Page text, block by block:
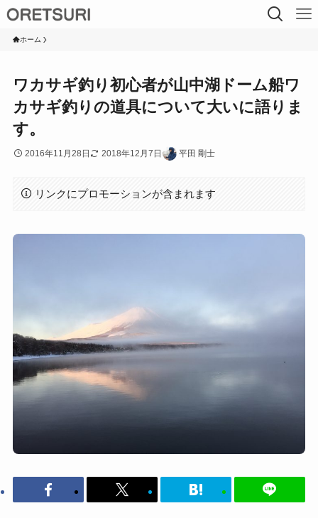
ホーム
ワカサギ釣り初心者が山中湖ドーム船ワ
カサギ釣りの道具について大いに語りま
す。
2016年11月28日 2018年12月7日 平田 剛士
リンクにプロモーションが含まれます